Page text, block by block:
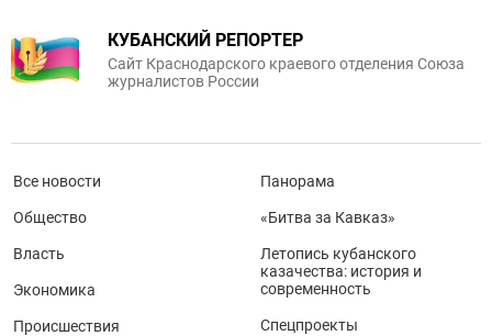
КУБАНСКИЙ РЕПОРТЕР
Сайт Краснодарского краевого отделения Союза
журналистов России
Все новости
Общество
Власть
Экономика
Происшествия
Панорама
«Битва за Кавказ»
Летопись кубанского
казачества: история и
современность
Спецпроекты